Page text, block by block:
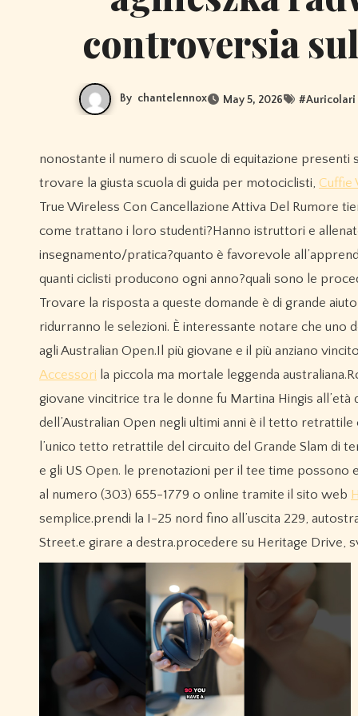
controversia
By chantelennox May 5, 2026 #Auricolari
nonostante il numero di scuole di equitazione presenti sul mercato, solo poche offrono servizi e formazione di qualità.nel
trovare la giusta scuola di guida per motociclisti, Cuffie
True Wireless Con Cancellazione Attiva Del Rumore
come trattano i loro studenti?Hanno istruttori e
insegnamento/pratica?quanto è favorevole
quanti ciclisti producono ogni anno?quali sono le
Trovare la risposta a queste domande è di grande
ridurranno le selezioni. È interessante notare che uno
agli Australian Open.Il più giovane e il più anziano
Accessori la piccola ma mortale leggenda
giovane vincitrice tra le donne fu Martina Hingis all’età
dell’Australian Open negli ultimi anni è il tetto
l’unico tetto retrattile del circuito del Grande Slam di
e gli US Open. le prenotazioni per il tee time possono
al numero (303) 655-1779 o online tramite il sito web
semplice.prendi la I-25 nord fino all’uscita 229,
Street.e girare a destra.procedere su Heritage Drive,